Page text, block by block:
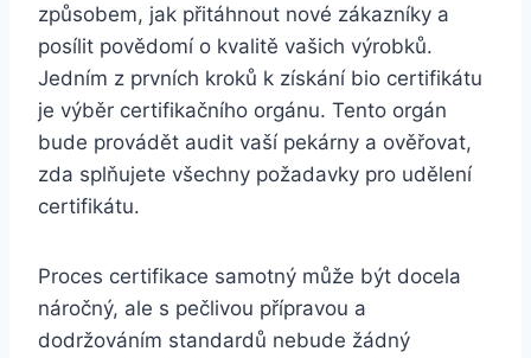
způsobem, jak⁤ přitáhnout nové zákazníky a
posílit povědomí o‌ kvalitě ‌vašich výrobků.
Jedním z prvních ⁤kroků k získání bio certifikátu
je výběr certifikačního orgánu. Tento⁢ orgán
bude provádět audit vaší pekárny a ověřovat,
⁣zda splňujete⁣ všechny‍ požadavky ⁣pro udělení
certifikátu.
Proces certifikace samotný může ‍být​ docela
náročný, ‌ale s pečlivou‌ přípravou a
dodržováním standardů nebude žádný